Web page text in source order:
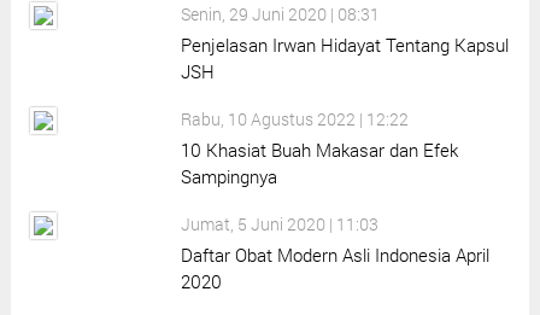
Senin, 29 Juni 2020 | 08:31
Penjelasan Irwan Hidayat Tentang Kapsul
JSH
Rabu, 10 Agustus 2022 | 12:22
10 Khasiat Buah Makasar dan Efek
Sampingnya
Jumat, 5 Juni 2020 | 11:03
Daftar Obat Modern Asli Indonesia April
2020